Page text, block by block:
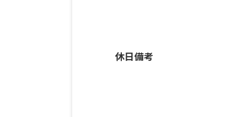
休日備考